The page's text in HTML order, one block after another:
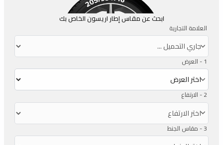
ابحث عن مقاس إطار اريسون الخاص بك
العلامة التجارية
1 - العرض
2 - الارتفاع
3 - مقاس الجنط